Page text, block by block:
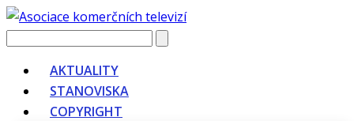
Vyhledávání
AKTUALITY
STANOVISKA
COPYRIGHT